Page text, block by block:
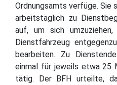
Ordnungsamts verfüge. Sie
arbeitstäglich zu
auf, um sich
Dienstfahrzeug
bearbeiten. Zu
einmal für jeweils etwa 25
tätig. Der BFH urteilte,